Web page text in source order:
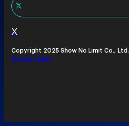
X
Copyright 2025 Show No Limit Co., Ltd.
Privacy Policy